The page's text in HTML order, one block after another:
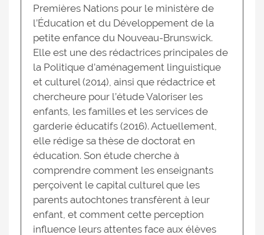
Premières Nations pour le ministère de
l’Éducation et du Développement de la
petite enfance du Nouveau-Brunswick.
Elle est une des rédactrices principales de
la Politique d’aménagement linguistique
et culturel (2014), ainsi que rédactrice et
chercheure pour l’étude Valoriser les
enfants, les familles et les services de
garderie éducatifs (2016). Actuellement,
elle rédige sa thèse de doctorat en
éducation. Son étude cherche à
comprendre comment les enseignants
perçoivent le capital culturel que les
parents autochtones transfèrent à leur
enfant, et comment cette perception
influence leurs attentes face aux élèves